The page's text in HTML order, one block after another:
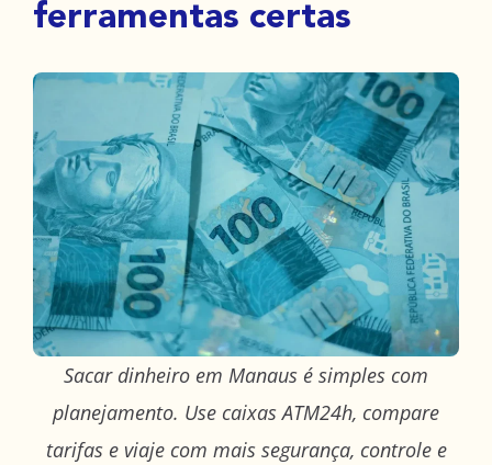
ferramentas certas
Sacar dinheiro em Manaus é simples com
planejamento. Use caixas ATM24h, compare
tarifas e viaje com mais segurança, controle e